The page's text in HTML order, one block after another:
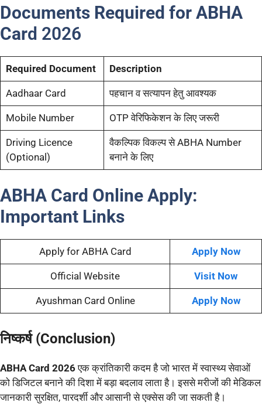
Documents Required for ABHA
Card 2026
Required Document Description
Aadhaar Card पहचान व सत्यापन हेतु आवश्यक
Mobile Number OTP वेरिफिकेशन के लिए जरूरी
Driving Licence
(Optional)
वैकल्पिक विकल्प से ABHA Number
बनाने के लिए
ABHA Card Online Apply:
Important Links
Apply for ABHA Card Apply Now
Official Website Visit Now
Ayushman Card Online Apply Now
निष्कर्ष (Conclusion)
ABHA Card 2026एक क्रांतिकारी कदम है जो भारत में स्वास्थ्य सेवाओं
को डिजिटल बनाने की दिशा में बड़ा बदलाव लाता है। इससे मरीजों की मेडिकल
जानकारी सुरक्षित, पारदर्शी और आसानी से एक्सेस की जा सकती है।